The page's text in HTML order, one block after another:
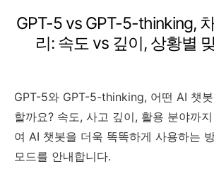
GPT-5 vs GPT-5-thinking,
리: 속도 vs 깊이, 상황별
GPT-5와 GPT-5-thinking, 어떤 AI 챗
할까요? 속도, 사고 깊이, 활용 분야까
여 AI 챗봇을 더욱 똑똑하게 사용하는
모드를 안내합니다.